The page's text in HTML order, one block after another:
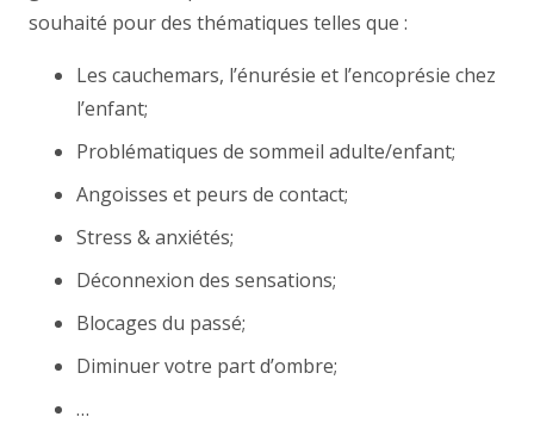
souhaité pour des thématiques telles que :
Les cauchemars, l’énurésie et l’encoprésie chez
l’enfant;
Problématiques de sommeil adulte/enfant;
Angoisses et peurs de contact;
Stress & anxiétés;
Déconnexion des sensations;
Blocages du passé;
Diminuer votre part d’ombre;
…